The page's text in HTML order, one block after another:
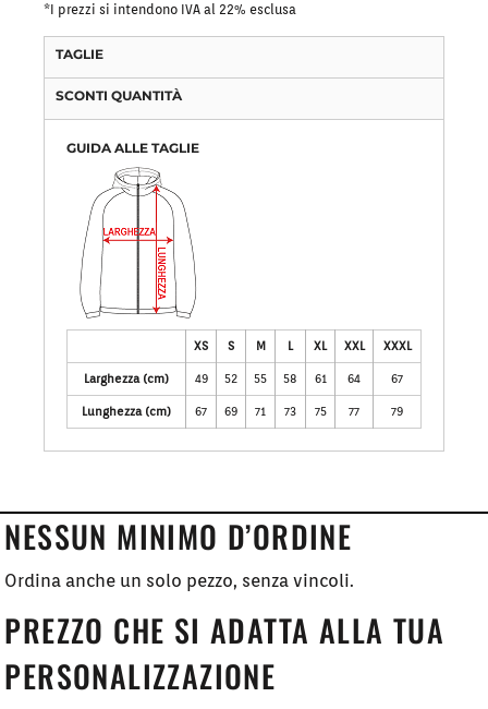
*I prezzi si intendono IVA al 22% esclusa
TAGLIE
SCONTI QUANTITÀ
GUIDA ALLE TAGLIE
XS S M L XL XXL XXXL
Larghezza (cm) 49 52 55 58 61 64 67
Lunghezza (cm) 67 69 71 73 75 77 79
NESSUN MINIMO D’ORDINE
Ordina anche un solo pezzo, senza vincoli.
PREZZO CHE SI ADATTA ALLA TUA
PERSONALIZZAZIONE